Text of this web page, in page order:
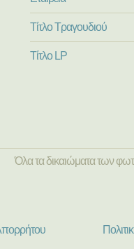
Τίτλο Τραγουδιού
Τίτλο LP
Όλα τα δικαιώματα των